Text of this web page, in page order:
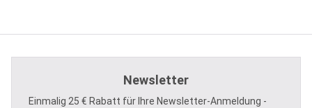
Newsletter
Einmalig 25 € Rabatt für Ihre Newsletter-Anmeldung -